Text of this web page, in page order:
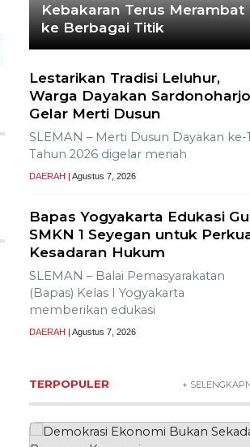
Wisata Bromo Ditutup Total!
Kebakaran Terus Merambat
Lestarikan Tradisi Leluhur,
Gelar Merti Dusun
Tahun 2026 digelar meriah
Bapas Yogyakarta Edukasi
Kesadaran Hukum
SLEMAN – Balai Pemasyarakatan
memberikan edukasi